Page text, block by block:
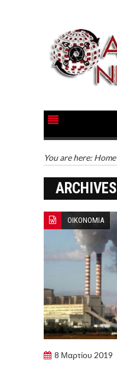
You are here: Home
ARCHIVES
ΟΙΚΟΝΟΜΙΑ
8 Μαρτίου 2019